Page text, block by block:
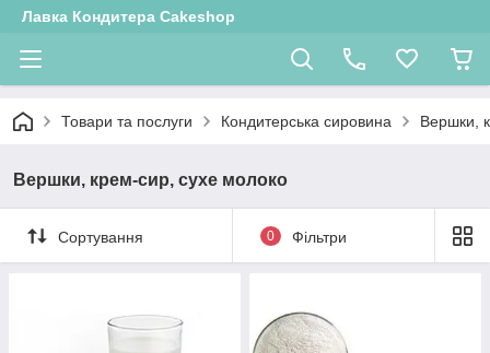
Лавка Кондитера Cakeshop
Товари та послуги Кондитерська сировина Вершки,
Вершки, крем-сир, сухе молоко
Сортування 0 Фільтри